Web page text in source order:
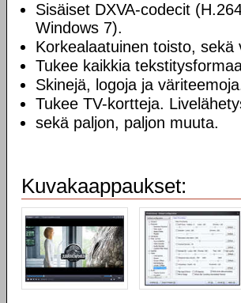
Sisäiset DXVA-codecit
Windows 7).
Korkealaatuinen toisto,
Tukee kaikkia
Skinejä, logoja ja
Tukee TV-kortteja.
sekä paljon, paljon muuta.
Kuvakaappaukset: